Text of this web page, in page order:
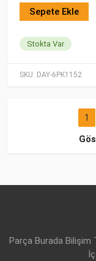
SKU: DAY-6PK1152
Sepete Ekle
Stokta Var
1
Parça Burada